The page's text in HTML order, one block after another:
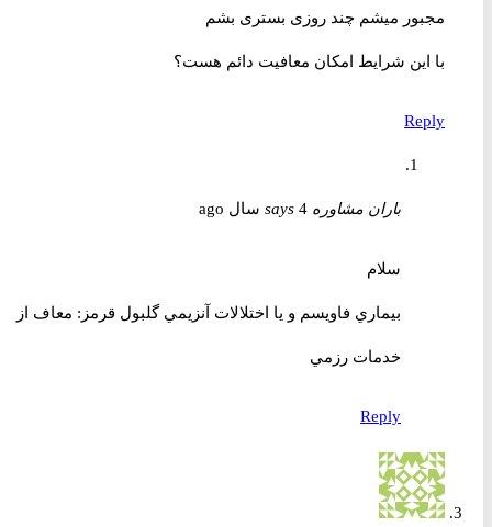
مجبور میشم چند روزی بستری بشم
با این شرایط امکان معافیت دائم هست؟
Reply
باران مشاوره says 4 سال ago
سلام
بيماري فاويسم و يا اختلالات آنزيمي گلبول قرمز: معاف از
خدمات رزمي
Reply